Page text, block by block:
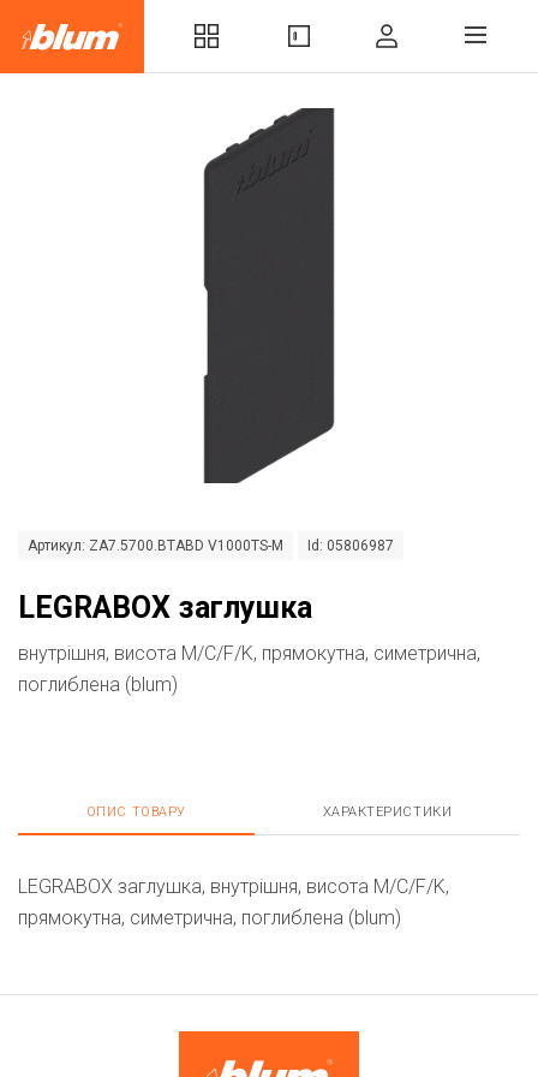
Артикул: ZA7.5700.BTABD V1000TS-M Id: 05806987
LEGRABOX заглушка
внутрішня, висота M/C/F/K, прямокутна, симетрична,
поглибленa (blum)
ОПИС ТОВАРУ ХАРАКТЕРИСТИКИ
LEGRABOX заглушка, внутрішня, висота M/C/F/K,
прямокутна, симетрична, поглибленa (blum)